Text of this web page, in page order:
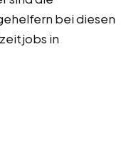
bei diesen
in